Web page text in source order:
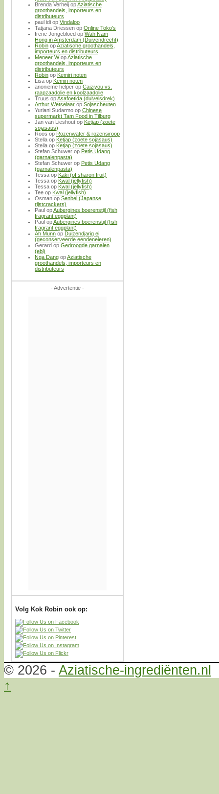
Brenda Verheij opAziatische
groothandels, importeurs en
distributeurs
paul idi op Vindaloo
Tatjana Driessen op Online Toko’s
Irene Jongebloed op Wah Nam
Hong in Amsterdam (Duivendrecht)
Robin opAziatische groothandels,
importeurs en distributeurs
Meneer WopAziatische
groothandels, importeurs en
distributeurs
Robin op Kemiri noten
Lisa op Kemiri noten
anonieme helper op Caiziyou vs.
raapzaadolie en koolzaadolie
Truus opAsafoetida (duivelsdrek)
Arthur Wetselaar op Sojascheuten
Yuriani Sudarmo op Chinese
supermarkt Tam Food in Tilburg
Jan van Lieshout op Ketjap (zoete
sojasaus)
Roos op Rozenwater & rozensiroop
Stella op Ketjap (zoete sojasaus)
Stella op Ketjap (zoete sojasaus)
Stefan Schuwer op Petis Udang
(garnalenpasta)
Stefan Schuwer op Petis Udang
(garnalenpasta)
Tessa op Kaki (of sharon fruit)
Tessa op Kwal (jellyfish)
Tessa op Kwal (jellyfish)
Tee op Kwal (jellyfish)
Osman op Senbei (Japanse
rijstcrackers)
Paul opAubergines boerenstijl (fish
fragrant eggplant)
Paul opAubergines boerenstijl (fish
fragrant eggplant)
Ah Munn op Duizendjarig ei
(geconserveerde eendeneieren)
Gerard op Gedroogde garnalen
(ebi)
Nga Dang opAziatische
groothandels, importeurs en
distributeurs
- Advertentie -
Volg Kok Robin ook op:
© 2026 - Aziatische-ingrediënten.nl
↑